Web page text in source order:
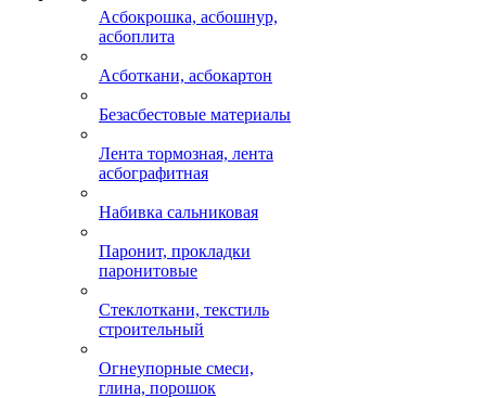
Асбокрошка, асбошнур,
асбоплита
Асботкани, асбокартон
Безасбестовые материалы
Лента тормозная, лента
асбографитная
Набивка сальниковая
Паронит, прокладки
паронитовые
Стеклоткани, текстиль
строительный
Огнеупорные смеси,
глина, порошок